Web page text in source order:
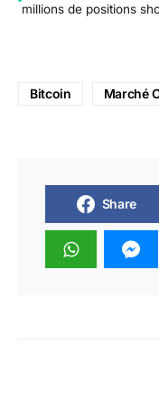
millions de positions
Bitcoin Marché
Share